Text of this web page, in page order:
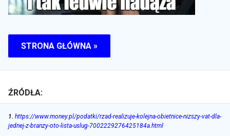
STRONA GŁÓWNA »
ŹRÓDŁA:
1. https://www.money.pl/podatki/rzad-realizuje-kolejna-obietnice-nizszy-vat-dla-
jednej-z-branzy-oto-lista-uslug-7002229276425184a.html